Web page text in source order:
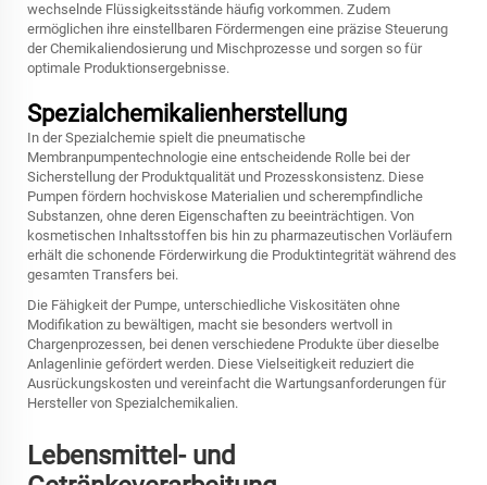
wechselnde Flüssigkeitsstände häufig vorkommen. Zudem
ermöglichen ihre einstellbaren Fördermengen eine präzise Steuerung
der Chemikaliendosierung und Mischprozesse und sorgen so für
optimale Produktionsergebnisse.
Spezialchemikalienherstellung
In der Spezialchemie spielt die pneumatische
Membranpumpentechnologie eine entscheidende Rolle bei der
Sicherstellung der Produktqualität und Prozesskonsistenz. Diese
Pumpen fördern hochviskose Materialien und scherempfindliche
Substanzen, ohne deren Eigenschaften zu beeinträchtigen. Von
kosmetischen Inhaltsstoffen bis hin zu pharmazeutischen Vorläufern
erhält die schonende Förderwirkung die Produktintegrität während des
gesamten Transfers bei.
Die Fähigkeit der Pumpe, unterschiedliche Viskositäten ohne
Modifikation zu bewältigen, macht sie besonders wertvoll in
Chargenprozessen, bei denen verschiedene Produkte über dieselbe
Anlagenlinie gefördert werden. Diese Vielseitigkeit reduziert die
Ausrückungskosten und vereinfacht die Wartungsanforderungen für
Hersteller von Spezialchemikalien.
Lebensmittel- und